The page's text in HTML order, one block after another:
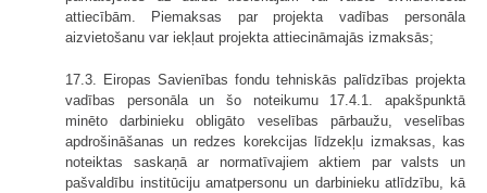
attiecībām. Piemaksas par projekta vadības personāla
aizvietošanu var iekļaut projekta attiecināmajās izmaksās;
17.3. Eiropas Savienības fondu tehniskās palīdzības projekta
vadības personāla un šo noteikumu 17.4.1. apakšpunktā
minēto darbinieku obligāto veselības pārbaužu, veselības
apdrošināšanas un redzes korekcijas līdzekļu izmaksas, kas
noteiktas saskaņā ar normatīvajiem aktiem par valsts un
pašvaldību institūciju amatpersonu un darbinieku atlīdzību, kā